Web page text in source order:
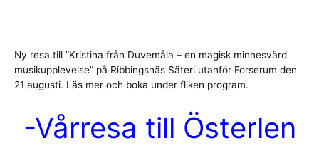
Ny resa till ”Kristina från Duvemåla – en magisk minnesvärd
musikupplevelse” på Ribbingsnäs Säteri utanför Forserum den
21 augusti. Läs mer och boka under fliken program.
-Vårresa till Österlen